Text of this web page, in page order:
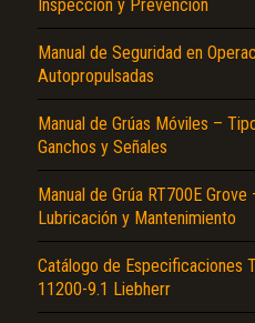
Inspección y Prevención
Manual de Seguridad en
Autopropulsadas
Manual de Grúas Móviles –
Ganchos y Señales
Manual de Grúa RT700E
Lubricación y Mantenimiento
Catálogo de Especificaciones
11200-9.1 Liebherr
El Título es
Texto o Imagen de
No carga o no se
Reportar otro tipo de